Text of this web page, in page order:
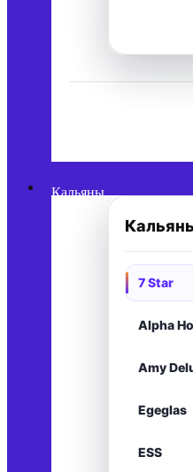
Кальяны
7 Star
Alpha
Amy
Egeglas
ESS